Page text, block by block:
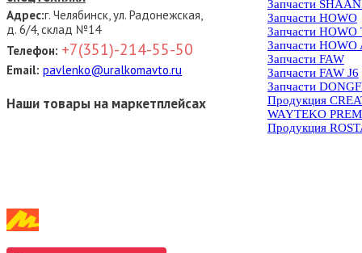
Адрес:г. Челябинск, ул. Радонежская,
д. 6/4, склад №14
Телефон: +7(351)-214-55-50
Email: pavlenko@uralkomavto.ru
Наши товары на маркетплейсах
Запчасти
Запчасти HOWO
Запчасти HOWO
Запчасти HOWO
Запчасти FAW
Запчасти FAW J6
Запчасти
Продукция
WAYTEKO
Продукция